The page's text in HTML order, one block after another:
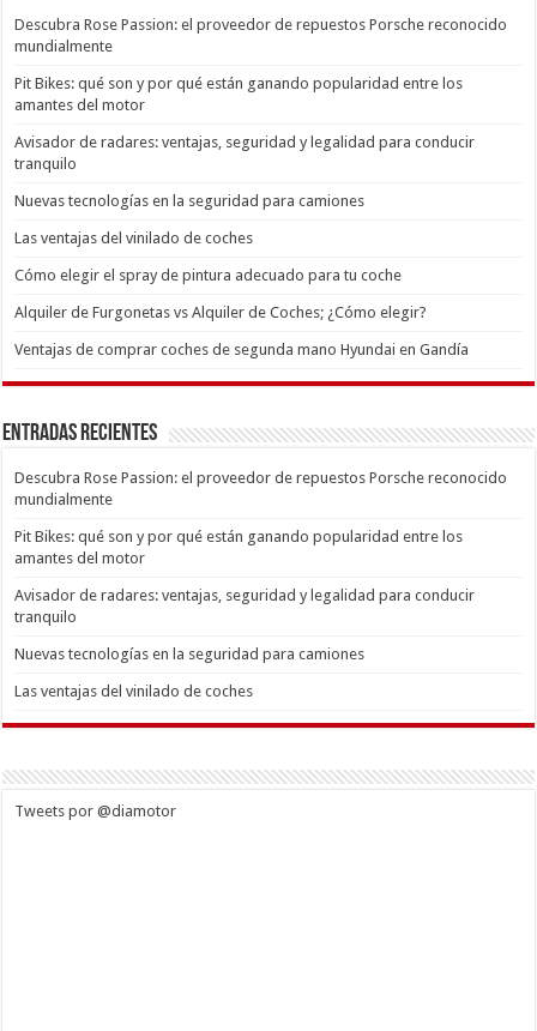
Descubra Rose Passion: el proveedor de repuestos Porsche reconocido
mundialmente
Pit Bikes: qué son y por qué están ganando popularidad entre los
amantes del motor
Avisador de radares: ventajas, seguridad y legalidad para conducir
tranquilo
Nuevas tecnologías en la seguridad para camiones
Las ventajas del vinilado de coches
Cómo elegir el spray de pintura adecuado para tu coche
Alquiler de Furgonetas vs Alquiler de Coches; ¿Cómo elegir?
Ventajas de comprar coches de segunda mano Hyundai en Gandía
Entradas recientes
Descubra Rose Passion: el proveedor de repuestos Porsche reconocido
mundialmente
Pit Bikes: qué son y por qué están ganando popularidad entre los
amantes del motor
Avisador de radares: ventajas, seguridad y legalidad para conducir
tranquilo
Nuevas tecnologías en la seguridad para camiones
Las ventajas del vinilado de coches
Tweets por @diamotor